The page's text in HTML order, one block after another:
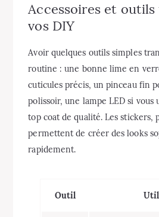
Accessoires et
vos DIY
Avoir quelques outils simples
routine : une bonne lime en
cuticules précis, un pinceau fin
polissoir, une lampe LED si vous
top coat de qualité. Les stickers,
permettent de créer des looks
rapidement.
Outil